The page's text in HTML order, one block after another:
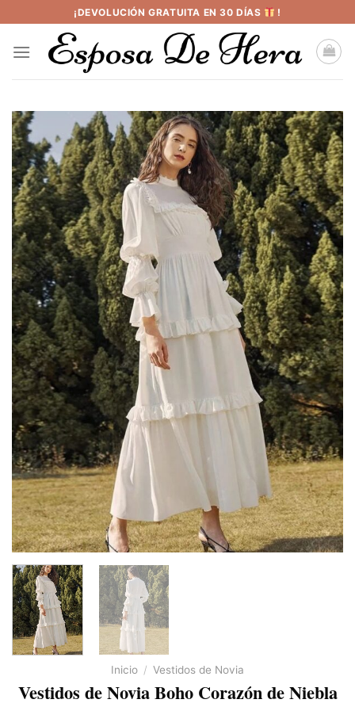
al
contenido
¡DEVOLUCIÓN GRATUITA EN 30 DÍAS !
Inicio / Vestidos de Novia
Vestidos de Novia Boho Corazón de Niebla